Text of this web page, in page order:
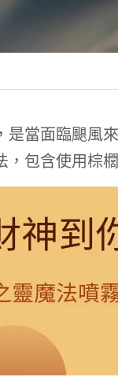
當面臨颶風
包含使用棕